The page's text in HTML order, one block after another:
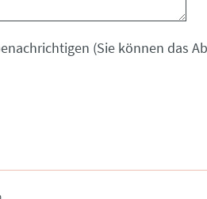
(Sie können das